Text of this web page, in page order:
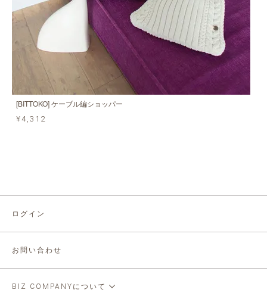
[BITTOKO] ケーブル編ショッパー
¥4,312
ログイン
お問い合わせ
BIZ COMPANYについて